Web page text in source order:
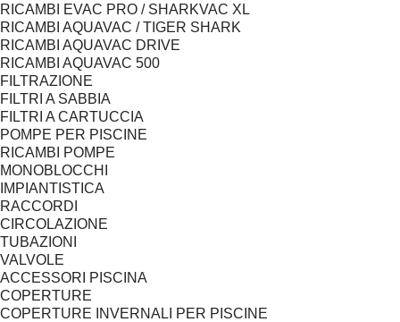
RICAMBI EVAC PRO / SHARKVAC XL
RICAMBI AQUAVAC / TIGER SHARK
RICAMBI AQUAVAC DRIVE
RICAMBI AQUAVAC 500
FILTRAZIONE
FILTRI A SABBIA
FILTRI A CARTUCCIA
POMPE PER PISCINE
RICAMBI POMPE
MONOBLOCCHI
IMPIANTISTICA
RACCORDI
CIRCOLAZIONE
TUBAZIONI
VALVOLE
ACCESSORI PISCINA
COPERTURE
COPERTURE INVERNALI PER PISCINE